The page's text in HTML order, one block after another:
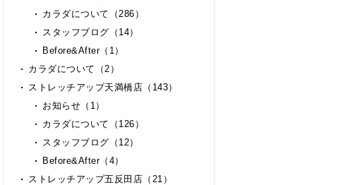
カラダについて（286）
スタッフブログ（14）
Before&After（1）
カラダについて（2）
ストレッチアップ天満橋店（143）
お知らせ（1）
カラダについて（126）
スタッフブログ（12）
Before&After（4）
ストレッチアップ五反田店（21）